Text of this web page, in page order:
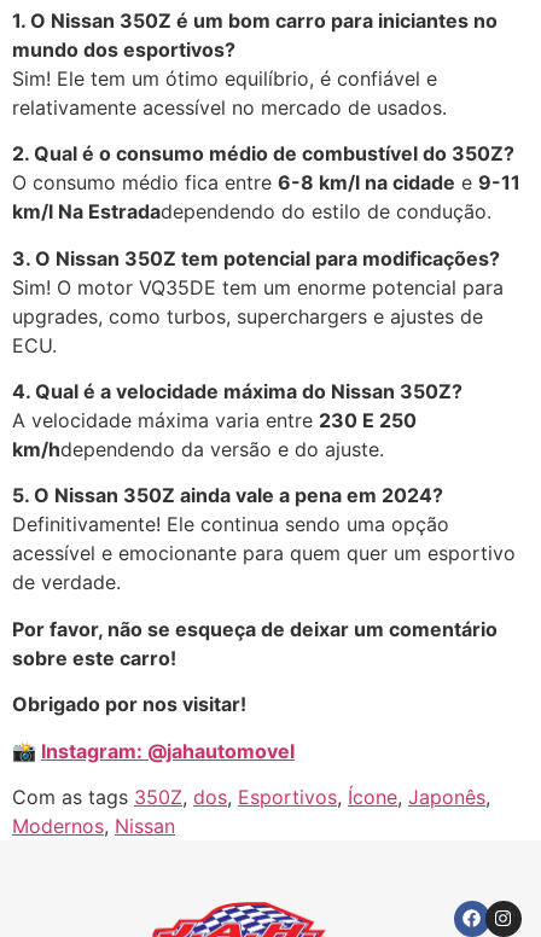
1. O Nissan 350Z é um bom carro para iniciantes no
mundo dos esportivos?
Sim! Ele tem um ótimo equilíbrio, é confiável e
relativamente acessível no mercado de usados.
2. Qual é o consumo médio de combustível do 350Z?
O consumo médio fica entre 6-8 km/l na cidade e 9-11
km/l Na Estradadependendo do estilo de condução.
3. O Nissan 350Z tem potencial para modificações?
Sim! O motor VQ35DE tem um enorme potencial para
upgrades, como turbos, superchargers e ajustes de
ECU.
4. Qual é a velocidade máxima do Nissan 350Z?
A velocidade máxima varia entre 230 E 250
km/hdependendo da versão e do ajuste.
5. O Nissan 350Z ainda vale a pena em 2024?
Definitivamente! Ele continua sendo uma opção
acessível e emocionante para quem quer um esportivo
de verdade.
Por favor, não se esqueça de deixar um comentário
sobre este carro!
Obrigado por nos visitar!
📸 Instagram: @jahautomovel
Com as tags 350Z, dos, Esportivos, Ícone, Japonês,
Modernos, Nissan